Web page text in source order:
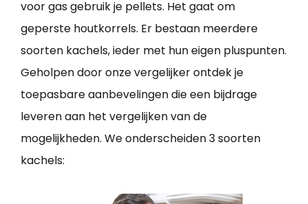
voor gas gebruik je pellets. Het gaat om
geperste houtkorrels. Er bestaan meerdere
soorten kachels, ieder met hun eigen pluspunten.
Geholpen door onze vergelijker ontdek je
toepasbare aanbevelingen die een bijdrage
leveren aan het vergelijken van de
mogelijkheden. We onderscheiden 3 soorten
kachels: